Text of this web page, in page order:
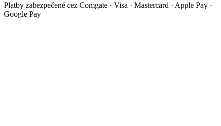
Platby zabezpečené cez Comgate · Visa · Mastercard · Apple Pay ·
Google Pay